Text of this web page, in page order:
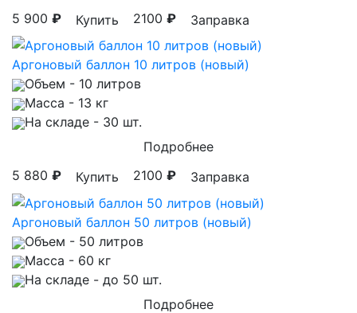
5 900 ₽ Купить 2100 ₽ Заправка
Аргоновый баллон 10 литров (новый)
Объем - 10 литров
Масса - 13 кг
На складе - 30 шт.
Подробнее
5 880 ₽ Купить 2100 ₽ Заправка
Аргоновый баллон 50 литров (новый)
Объем - 50 литров
Масса - 60 кг
На складе - до 50 шт.
Подробнее